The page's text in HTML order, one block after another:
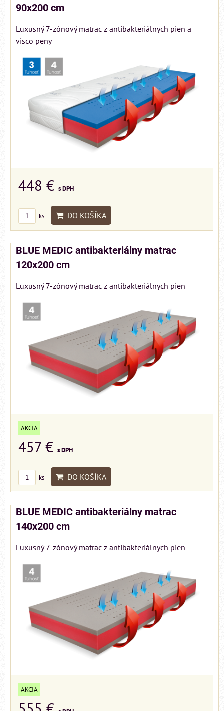
90x200 cm
Luxusný 7-zónový matrac z antibakteriálnych pien a
visco peny
448 € s DPH
ks DO KOŠÍKA
BLUE MEDIC antibakteriálny matrac
120x200 cm
Luxusný 7-zónový matrac z antibakteriálnych pien
AKCIA
457 € s DPH
ks DO KOŠÍKA
BLUE MEDIC antibakteriálny matrac
140x200 cm
Luxusný 7-zónový matrac z antibakteriálnych pien
AKCIA